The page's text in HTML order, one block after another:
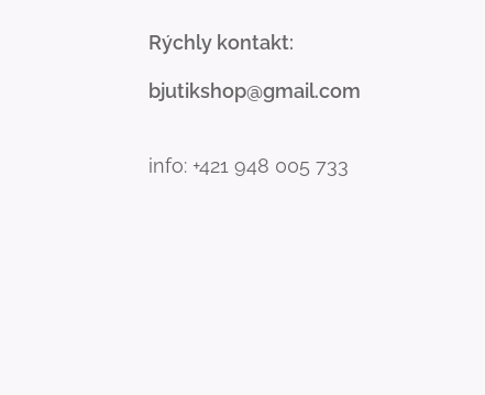
Rýchly kontakt:
bjutikshop@gmail.com
info: +421 948 005 733